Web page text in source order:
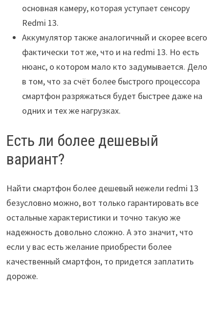
основная камеру, которая уступает сенсору
Redmi 13.
Аккумулятор также аналогичный и скорее всего
фактически тот же, что и на redmi 13. Но есть
нюанс, о котором мало кто задумывается. Дело
в том, что за счёт более быстрого процессора
смартфон разряжаться будет быстрее даже на
одних и тех же нагрузках.
Есть ли более дешевый
вариант?
Найти смартфон более дешевый нежели redmi 13
безусловно можно, вот только гарантировать все
остальные характеристики и точно такую же
надежность довольно сложно. А это значит, что
если у вас есть желание приобрести более
качественный смартфон, то придется заплатить
дороже.